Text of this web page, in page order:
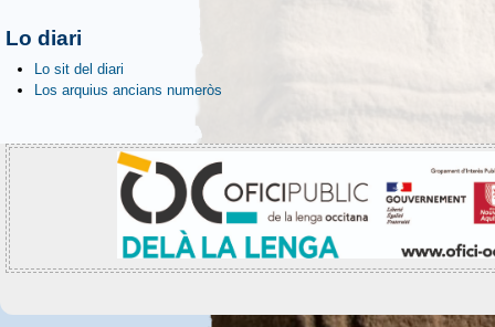
Lo diari
Lo sit del diari
Los arquius ancians numeròs